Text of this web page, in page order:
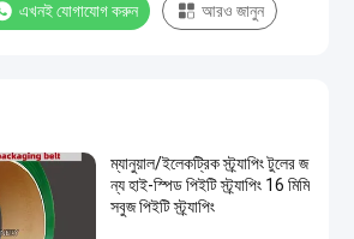
এখনই যোগাযোগ করুন আরও জানুন
ম্যানুয়াল/ইলেকট্রিক স্ট্র্যাপিং টুলের জ
ন্য হাই-স্পিড পিইটি স্ট্র্যাপিং 16 মিমি
সবুজ পিইটি স্ট্র্যাপিং